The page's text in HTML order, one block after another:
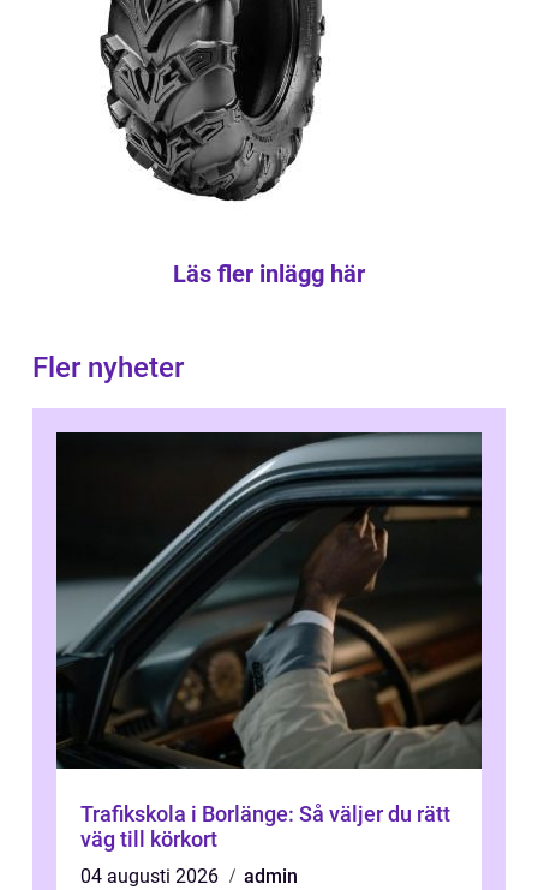
Läs fler inlägg här
Fler nyheter
Trafikskola i Borlänge: Så väljer du rätt
väg till körkort
04 augusti 2026
admin